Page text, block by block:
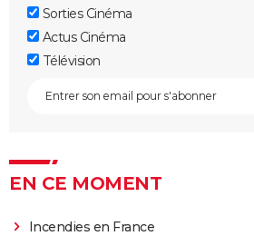
Sorties Cinéma
Actus Cinéma
Télévision
EN CE MOMENT
Incendies en France